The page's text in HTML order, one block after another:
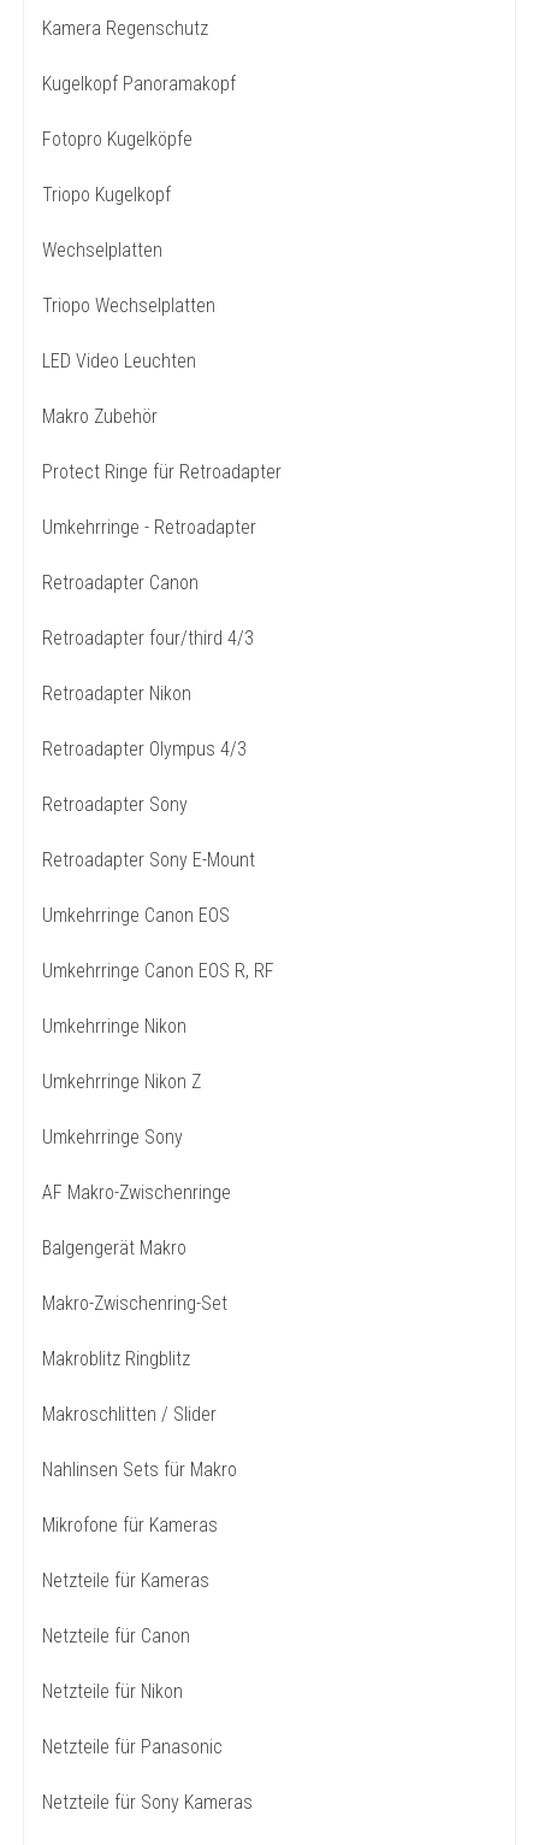
Kamera Regenschutz
Kugelkopf Panoramakopf
Fotopro Kugelköpfe
Triopo Kugelkopf
Wechselplatten
Triopo Wechselplatten
LED Video Leuchten
Makro Zubehör
Protect Ringe für Retroadapter
Umkehrringe - Retroadapter
Retroadapter Canon
Retroadapter four/third 4/3
Retroadapter Nikon
Retroadapter Olympus 4/3
Retroadapter Sony
Retroadapter Sony E-Mount
Umkehrringe Canon EOS
Umkehrringe Canon EOS R, RF
Umkehrringe Nikon
Umkehrringe Nikon Z
Umkehrringe Sony
AF Makro-Zwischenringe
Balgengerät Makro
Makro-Zwischenring-Set
Makroblitz Ringblitz
Makroschlitten / Slider
Nahlinsen Sets für Makro
Mikrofone für Kameras
Netzteile für Kameras
Netzteile für Canon
Netzteile für Nikon
Netzteile für Panasonic
Netzteile für Sony Kameras